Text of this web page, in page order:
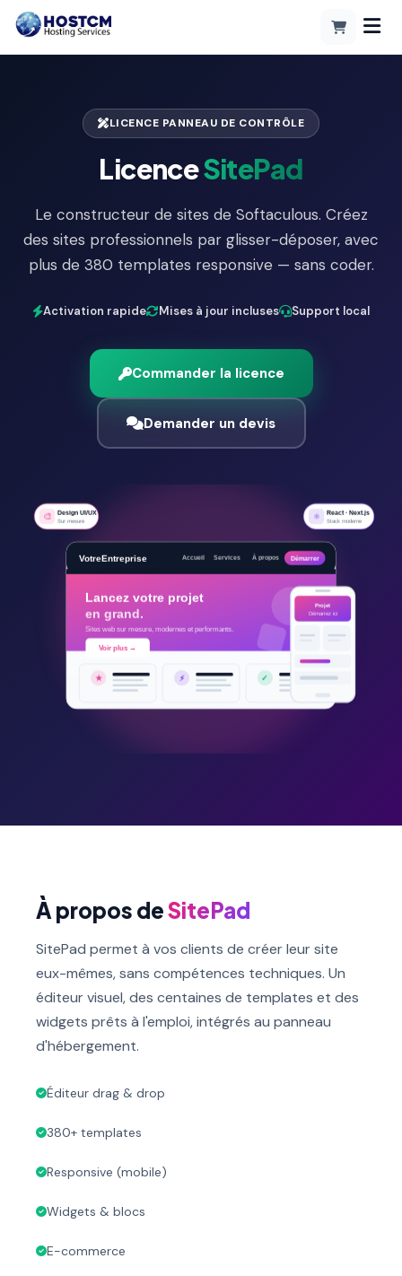
LICENCE PANNEAU DE CONTRÔLE
LicenceSitePad
Le constructeur de sites de Softaculous. Créez
des sites professionnels par glisser-déposer, avec
plus de 380 templates responsive — sans coder.
Activation rapide Mises à jour incluses Support local
Commander la licence
Demander un devis
À propos deSitePad
SitePad permet à vos clients de créer leur site
eux-mêmes, sans compétences techniques. Un
éditeur visuel, des centaines de templates et des
widgets prêts à l'emploi, intégrés au panneau
d'hébergement.
Éditeur drag & drop
380+ templates
Responsive (mobile)
Widgets & blocs
E-commerce